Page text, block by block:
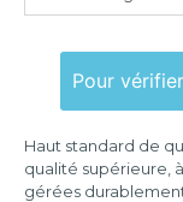
100x150
mm
Quadrillé
perforé
Uni
Haut standard de
qualité supérieure,
gérées